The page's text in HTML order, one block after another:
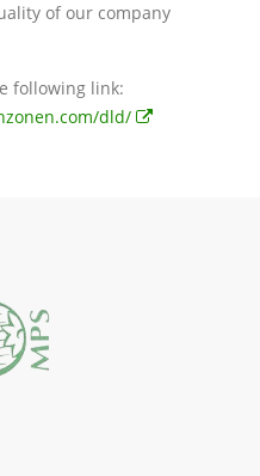
of our company
following link:
dld/